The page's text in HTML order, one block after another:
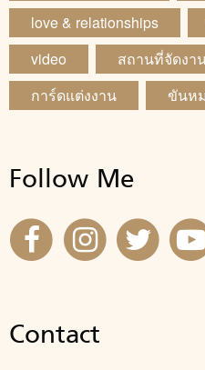
love & relationships
video
สถานที่จัดงา
การ์ดแต่งงาน
ขันห
Follow Me
Contact